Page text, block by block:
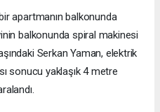
apartmanın balkonunda
balkonunda spiral makinesi
Serkan Yaman, elektrik
sonucu yaklaşık 4 metre